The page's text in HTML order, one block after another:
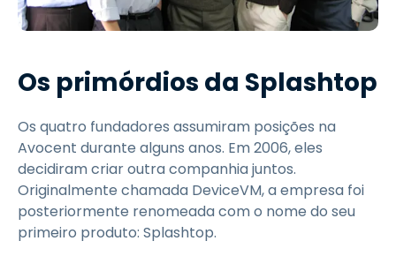
Os primórdios da Splashtop
Os quatro fundadores assumiram posições na
Avocent durante alguns anos. Em 2006, eles
decidiram criar outra companhia juntos.
Originalmente chamada DeviceVM, a empresa foi
posteriormente renomeada com o nome do seu
primeiro produto: Splashtop.